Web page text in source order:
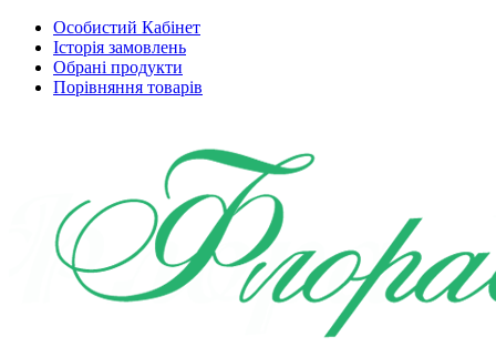
Особистий Кабінет
Історія замовлень
Обрані продукти
Порівняння товарів